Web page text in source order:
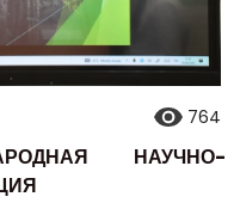
764
НАУЧНО-